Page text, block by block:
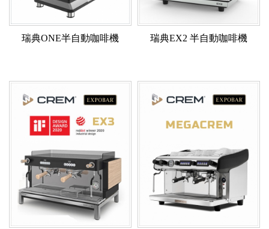
瑞典ONE半自動咖啡機 瑞典EX2 半自動咖啡機